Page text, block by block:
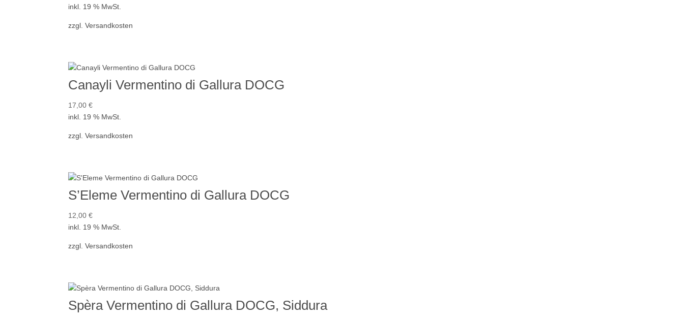
inkl. 19 % MwSt.
zzgl.Versandkosten
Canayli Vermentino di Gallura DOCG
17,00€
inkl. 19 % MwSt.
zzgl.Versandkosten
S’Eleme Vermentino di Gallura DOCG
12,00€
inkl. 19 % MwSt.
zzgl.Versandkosten
Spèra Vermentino di Gallura DOCG, Siddura